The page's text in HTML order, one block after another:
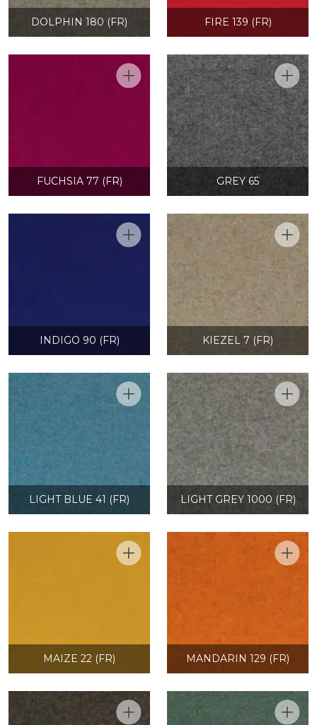
DOLPHIN 180 (FR) FIRE 139 (FR)
FUCHSIA 77 (FR) GREY 65
INDIGO 90 (FR) KIEZEL 7 (FR)
LIGHT BLUE 41 (FR) LIGHT GREY 1000 (FR)
MAIZE 22 (FR) MANDARIN 129 (FR)